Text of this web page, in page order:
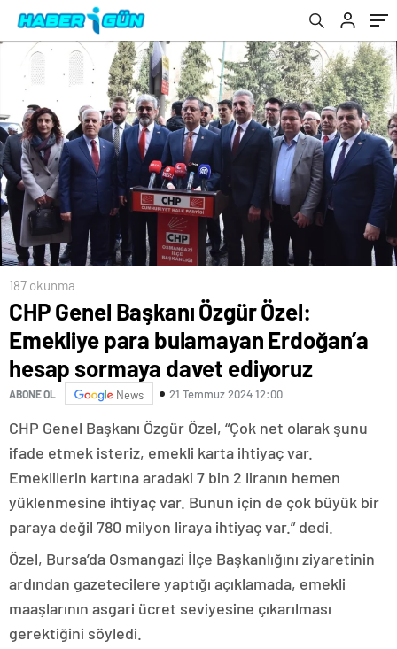
davet ediyoruz
187 okunma
CHP Genel Başkanı Özgür Özel:
Emekliye para bulamayan Erdoğan’a
hesap sormaya davet ediyoruz
ABONE OL News 21 Temmuz 2024 12:00
CHP Genel Başkanı Özgür Özel, “Çok net olarak şunu
ifade etmek isteriz, emekli karta ihtiyaç var.
Emeklilerin kartına aradaki 7 bin 2 liranın hemen
yüklenmesine ihtiyaç var. Bunun için de çok büyük bir
paraya değil 780 milyon liraya ihtiyaç var.” dedi.
Özel, Bursa’da Osmangazi İlçe Başkanlığını ziyaretinin
ardından gazetecilere yaptığı açıklamada, emekli
maaşlarının asgari ücret seviyesine çıkarılması
gerektiğini söyledi.